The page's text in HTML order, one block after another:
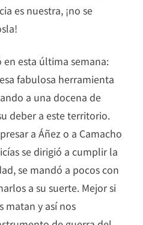
es nuestra, ¡no se
en esta última semana:
fabulosa herramienta
a una docena de
deber a este territorio.
a Áñez o a Camacho
se dirigió a cumplir la
se mandó a pocos con
a su suerte. Mejor si
matan y así nos